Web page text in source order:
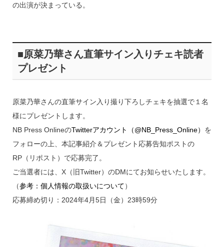
の出演が決まっている。
■原菜乃華さん直筆サイン入りチェキ読者
プレゼント
原菜乃華さんの直筆サイン入り撮り下ろしチェキを抽選で１名
様にプレゼントします。
NB Press OnlineのTwitterアカウント（@NB_Press_Online） を
フォローの上、本記事紹介＆プレゼント応募告知ポストの
RP（リポスト）で応募完了。
ご当選者には、X（旧Twitter）のDMにてお知らせいたします。
（参考：個人情報の取扱いについて）
応募締め切り：2024年4月5日（金）23時59分